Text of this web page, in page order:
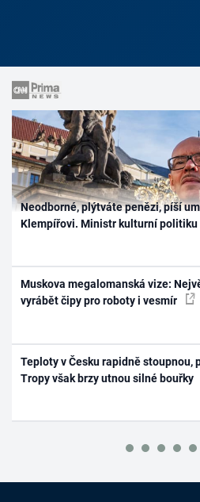
Neodborné, plýtváte penězi, píší
Klempířovi. Ministr kulturní
Muskova megalomanská vize:
vyrábět čipy pro roboty i vesmír
Teploty v Česku rapidně stoupnou,
Tropy však brzy utnou silné bouřky